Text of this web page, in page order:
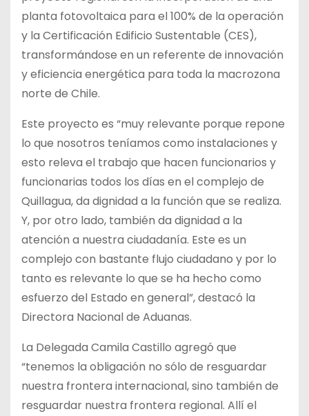
planta fotovoltaica para el 100% de la operación
y la Certificación Edificio Sustentable (CES),
transformándose en un referente de innovación
y eficiencia energética para toda la macrozona
norte de Chile.
Este proyecto es “muy relevante porque repone
lo que nosotros teníamos como instalaciones y
esto releva el trabajo que hacen funcionarios y
funcionarias todos los días en el complejo de
Quillagua, da dignidad a la función que se realiza.
Y, por otro lado, también da dignidad a la
atención a nuestra ciudadanía. Este es un
complejo con bastante flujo ciudadano y por lo
tanto es relevante lo que se ha hecho como
esfuerzo del Estado en general”, destacó la
Directora Nacional de Aduanas.
La Delegada Camila Castillo agregó que
“tenemos la obligación no sólo de resguardar
nuestra frontera internacional, sino también de
resguardar nuestra frontera regional. Allí el